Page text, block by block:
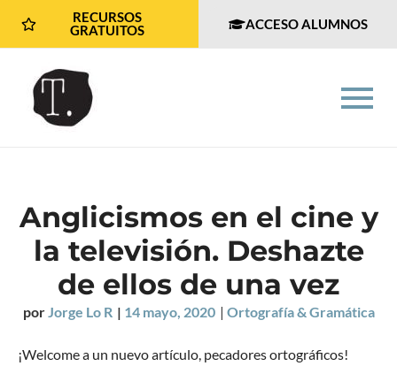
RECURSOS
GRATUITOS
ACCESO ALUMNOS
Anglicismos en el cine y
la televisión. Deshazte
de ellos de una vez
porJorge Lo R | 14 mayo, 2020 | Ortografía & Gramática
¡Welcome a un nuevo artículo, pecadores ortográficos!